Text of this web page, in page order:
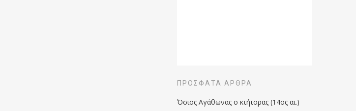
ΠΡΌΣΦΑΤΑ ΆΡΘΡΑ
Όσιος Αγάθωνας ο κτήτορας (14ος αι.)